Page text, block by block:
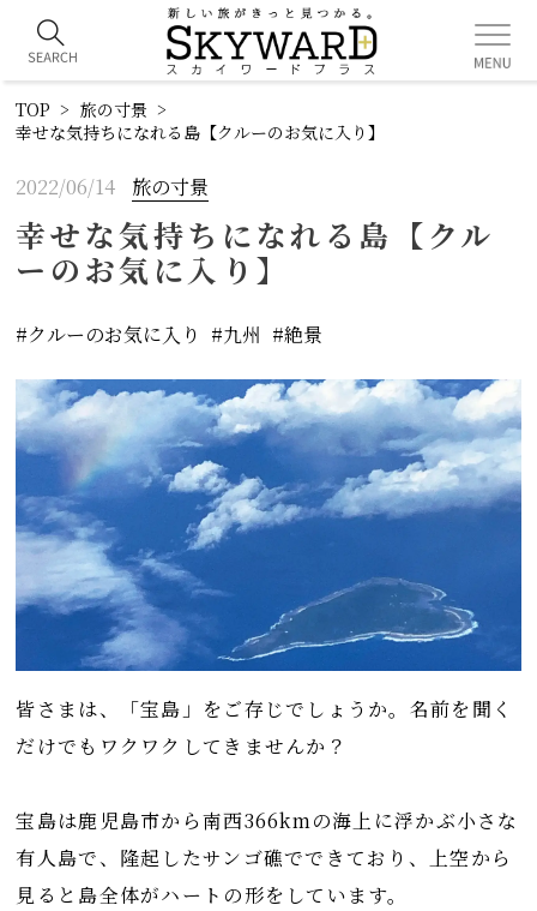
TOP
旅の寸景
幸せな気持ちになれる島【クルーのお気に入り】
2022/06/14 旅の寸景
幸せな気持ちになれる島【クル
ーのお気に入り】
クルーのお気に入り 九州 絶景
皆さまは、「宝島」をご存じでしょうか。名前を聞く
だけでもワクワクしてきませんか？
宝島は鹿児島市から南西366kmの海上に浮かぶ小さな
有人島で、隆起したサンゴ礁でできており、上空から
見ると島全体がハートの形をしています。